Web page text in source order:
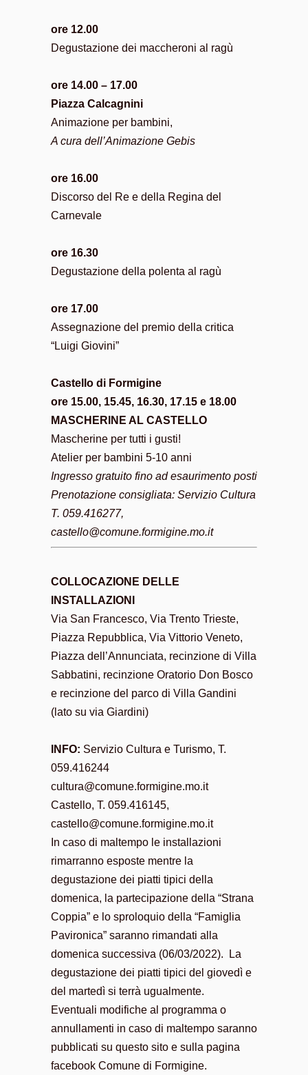
ore 12.00
Degustazione dei maccheroni al ragù
ore 14.00 – 17.00
Piazza Calcagnini
Animazione per bambini,
A cura dell’Animazione Gebis
ore 16.00
Discorso del Re e della Regina del
Carnevale
ore 16.30
Degustazione della polenta al ragù
ore 17.00
Assegnazione del premio della critica
“Luigi Giovini”
Castello di Formigine
ore 15.00, 15.45, 16.30, 17.15 e 18.00
MASCHERINE AL CASTELLO
Mascherine per tutti i gusti!
Atelier per bambini 5-10 anni
Ingresso gratuito fino ad esaurimento posti
Prenotazione consigliata: Servizio Cultura
T. 059.416277,
castello@comune.formigine.mo.it
COLLOCAZIONE DELLE
INSTALLAZIONI
Via San Francesco, Via Trento Trieste,
Piazza Repubblica, Via Vittorio Veneto,
Piazza dell’Annunciata, recinzione di Villa
Sabbatini, recinzione Oratorio Don Bosco
e recinzione del parco di Villa Gandini
(lato su via Giardini)
INFO: Servizio Cultura e Turismo, T.
059.416244
cultura@comune.formigine.mo.it
Castello, T. 059.416145,
castello@comune.formigine.mo.it
In caso di maltempo le installazioni
rimarranno esposte mentre la
degustazione dei piatti tipici della
domenica, la partecipazione della “Strana
Coppia” e lo sproloquio della “Famiglia
Pavironica” saranno rimandati alla
domenica successiva (06/03/2022). La
degustazione dei piatti tipici del giovedì e
del martedì si terrà ugualmente.
Eventuali modifiche al programma o
annullamenti in caso di maltempo saranno
pubblicati su questo sito e sulla pagina
facebook Comune di Formigine.